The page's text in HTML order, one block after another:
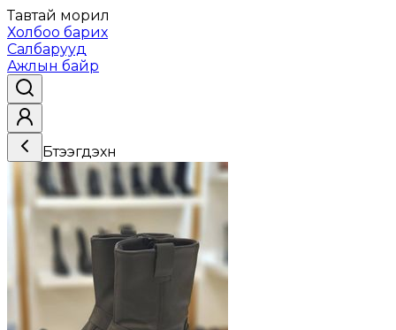
Тавтай морил
Холбоо барих
Салбарууд
Ажлын байр
Бүтээгдэхүүн